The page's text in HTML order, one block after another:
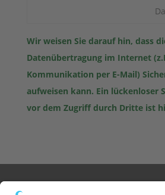
Wir weisen Sie darauf hin, dass
Datenübertragung im Internet
Kommunikation per E-Mail)
aufweisen kann. Ein lückenloser
vor dem Zugriff durch Dritte ist